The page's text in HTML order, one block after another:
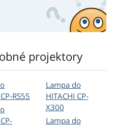
projektory
RS55
Lampa do
HITACHI CP-
X300
Lampa do